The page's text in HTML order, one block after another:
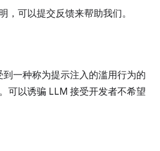
，可以提交反馈来帮助我们。
一种称为提示注入的滥用行为的
可以诱骗 LLM 接受开发者不希望